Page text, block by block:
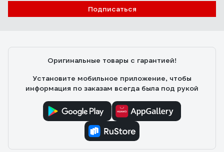
Подписаться
Оригинальные товары с гарантией!
Установите мобильное приложение, чтобы
информация по заказам всегда была под рукой